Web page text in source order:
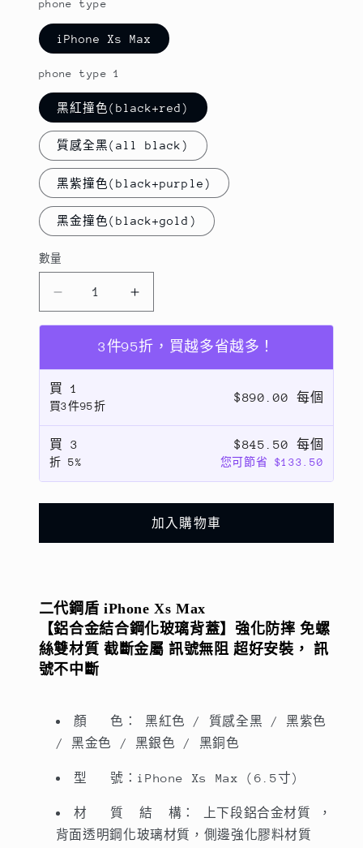
phone type
iPhone Xs Max
phone type 1
黑紅撞色(black+red)
質感全黑(all black)
黑紫撞色(black+purple)
黑金撞色(black+gold)
數
數量
代
盾
【VP
吸
血
鬼】
金
玻
璃
防
摔
螺
雙
質
代
鋼
盾
金
玻
璃
防
免
螺
雙
材
質
3件95折，買越多省越多！
買 1
買3件95折
$890.00 每個
買 3
折 5%
$845.50 每個
您可節省 $133.50
加入購物車
二代鋼盾 iPhone Xs Max
【鋁合金結合鋼化玻璃背蓋】強化防摔 免螺
絲雙材質 截斷金屬 訊號無阻 超好安裝， 訊
號不中斷
顏 色： 黑紅色 / 質感全黑 / 黑紫色
/ 黑金色 / 黑銀色 / 黑銅色
型 號：iPhone Xs Max (6.5寸)
材 質 結 構： 上下段鋁合金材質 ，
背面透明鋼化玻璃材質，側邊強化膠料材質